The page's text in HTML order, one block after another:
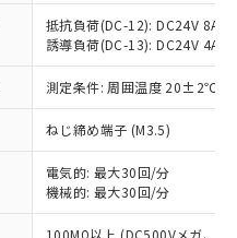
抵抗負荷(DC-12): DC24V 8A/
誘導負荷(DC-13): DC24V 4A/
測定条件: 周囲温度 20±2℃、
ねじ締め端子 (M3.5)
電気的: 最大30回/分
機械的: 最大30回/分
100MΩ以上 (DC500Vメガ、点
さい。
準価格照会結果は、
日時点での社内デー
れるものであり、閲
実際の在庫および標
場合があることをご
よび標準価格はお客
たはお客様担当のオ
売店・当社販売員に
明した場合などや
あります。
1000ppm以下、 カド
下、ポリ臭化ビフェニル
化ジフェニルエーテル類
酸ビス(2-エチルヘキシ
以下、フタル酸ブチ
以下、フタル酸ジブチル
ル酸ジイソブチル
を示します。
社販売部門へお問
PBBs(ポリ臭化ビフェ
リ臭化ジフェニルエーテ
、 DIBP(フタル酸ジ
フタル酸ブチルベンジ
社製品のうち、外国
易法に定める商品
」という）を輸出
供する場合は、日本
(または役務取引許
の必要な手続きを
破棄する場合は、完
、違法に輸出されな
講じます。
在庫あり
たないが在庫あり